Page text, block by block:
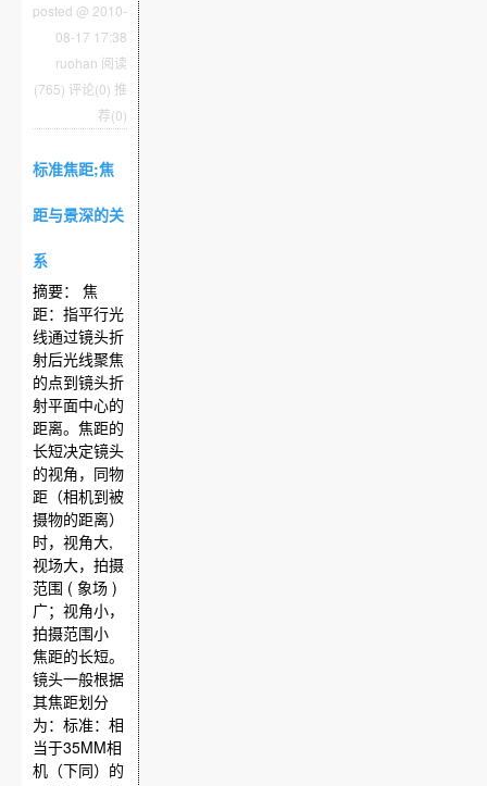
posted @ 2010-
08-17 17:38
ruohan 阅读
(765) 评论(0) 推
荐(0)
标准焦距;焦
距与景深的关
系
摘要： 焦
距：指平行光
线通过镜头折
射后光线聚焦
的点到镜头折
射平面中心的
距离。焦距的
长短决定镜头
的视角，同物
距（相机到被
摄物的距离）
时，视角大,
视场大，拍摄
范围 ( 象场 )
广；视角小，
拍摄范围小
焦距的长短。
镜头一般根据
其焦距划分
为：标准：相
当于35MM相
机（下同）的